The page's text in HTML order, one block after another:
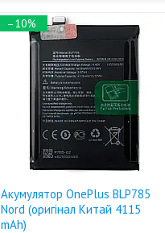
–10%
Акумулятор OnePlus BLP785
Nord (оригінал Китай 4115
mAh)